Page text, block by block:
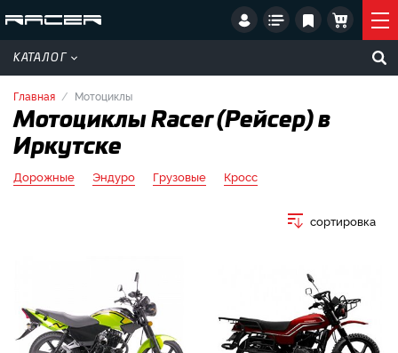
КАТАЛОГ
Главная Мотоциклы
Мотоциклы Racer (Рейсер) в
Иркутске
Дорожные Эндуро Грузовые Кросс
сортировка